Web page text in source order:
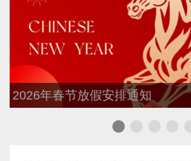
2025年深圳总部乔迁公告